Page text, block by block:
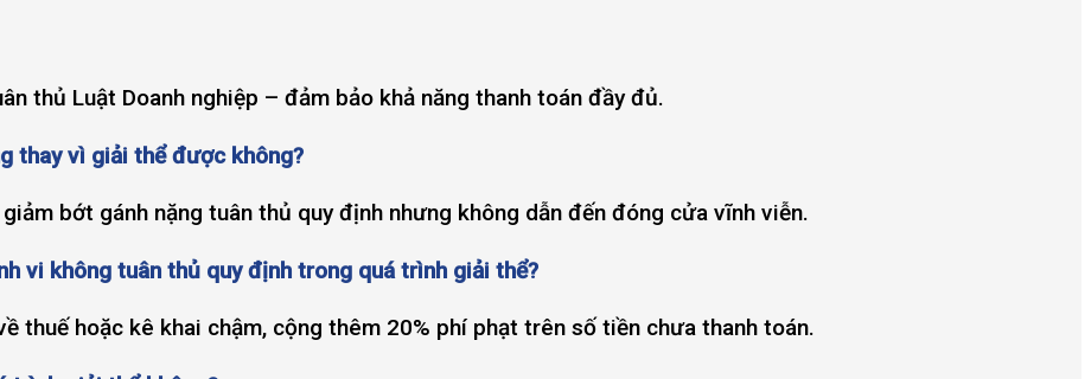
thủ Luật Doanh nghiệp – đảm bảo khả năng thanh toán đầy đủ.
thay vì giải thể được không?
bớt gánh nặng tuân thủ quy định nhưng không dẫn đến đóng cửa vĩnh viễn.
vi không tuân thủ quy định trong quá trình giải thể?
thuế hoặc kê khai chậm, cộng thêm 20% phí phạt trên số tiền chưa thanh toán.